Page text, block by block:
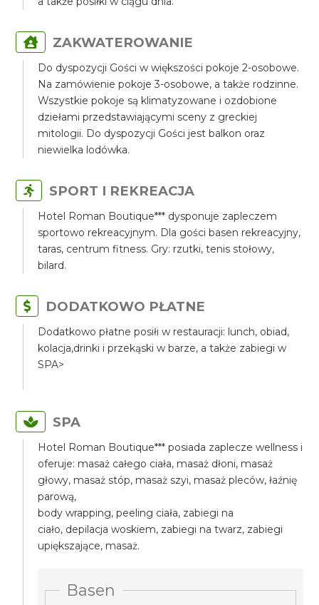
ZAKWATEROWANIE
Do dyspozycji Gości w większości pokoje 2-osobowe.
Na zamówienie pokoje 3-osobowe, a także rodzinne.
Wszystkie pokoje są klimatyzowane i ozdobione
dziełami przedstawiającymi sceny z greckiej
mitologii. Do dyspozycji Gości jest balkon oraz
niewielka lodówka.
SPORT I REKREACJA
Hotel Roman Boutique*** dysponuje zapleczem
sportowo rekreacyjnym. Dla gości basen rekreacyjny,
taras, centrum fitness. Gry: rzutki, tenis stołowy,
bilard.
DODATKOWO PŁATNE
Dodatkowo płatne posiłi w restauracji: lunch, obiad,
kolacja,drinki i przekąski w barze, a także zabiegi w
SPA>
SPA
Hotel Roman Boutique*** posiada zaplecze wellness i
oferuje: masaż całego ciała, masaż dłoni, masaż
głowy, masaż stóp, masaż szyi, masaż pleców, łaźnię
parową,
body wrapping, peeling ciała, zabiegi na
ciało, depilacja woskiem, zabiegi na twarz, zabiegi
upiększające, masaż.
Basen